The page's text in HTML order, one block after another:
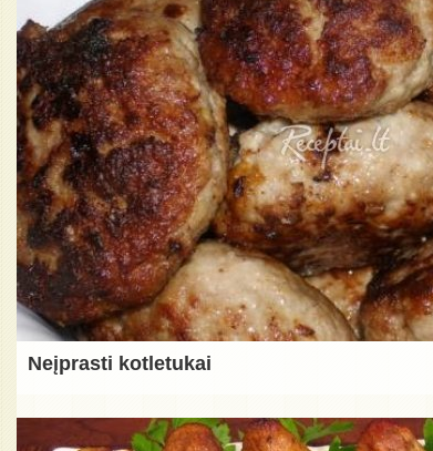
Neįprasti kotletukai